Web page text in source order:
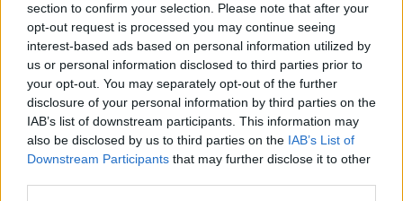
section to confirm your selection. Please note that after your
opt-out request is processed you may continue seeing
interest-based ads based on personal information utilized by
us or personal information disclosed to third parties prior to
your opt-out. You may separately opt-out of the further
disclosure of your personal information by third parties on the
IAB’s list of downstream participants. This information may
also be disclosed by us to third parties on the IAB’s List of
Downstream Participants that may further disclose it to other
2Έρχεται τριήμερο με 40άρια και ισχυρά
μελτέμια - Οι περιοχές που θα είναι πιο
έντονα τα φαινόμενα
3Στα Χανιά για ολιγοήμερες διακοπές ο
Κυριάκος Μητσοτάκης με την σύζυγό του
Μαρέβα
4Marfin: Η 46χρονη πήρε προθεσμία για να
απολογηθεί την Τρίτη – «Είναι αθώα,
συμμετείχε στη διαδήλωση όπως και
100.000 άτομα»